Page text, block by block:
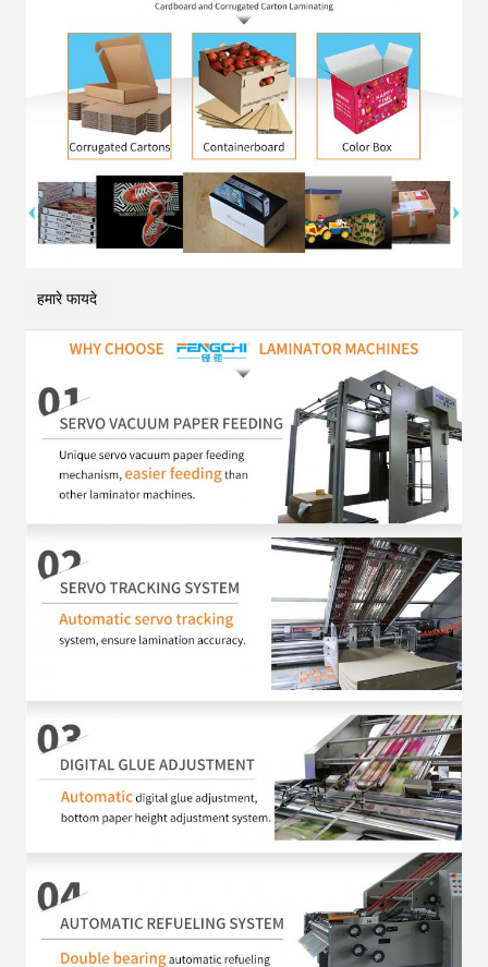
हमारे फायदे